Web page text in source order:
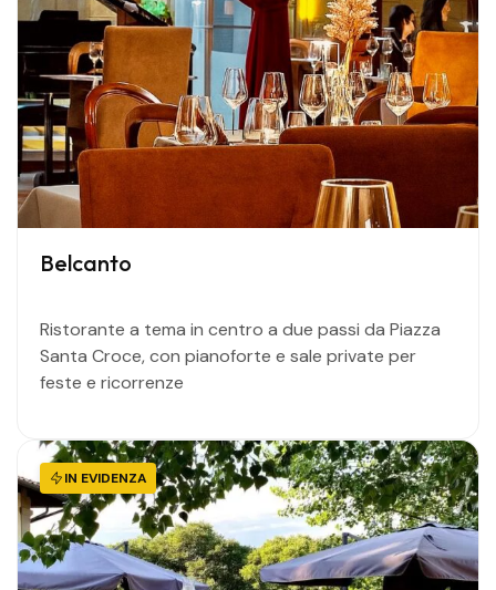
Belcanto
Ristorante a tema in centro a due passi da Piazza
Santa Croce, con pianoforte e sale private per
feste e ricorrenze
IN EVIDENZA